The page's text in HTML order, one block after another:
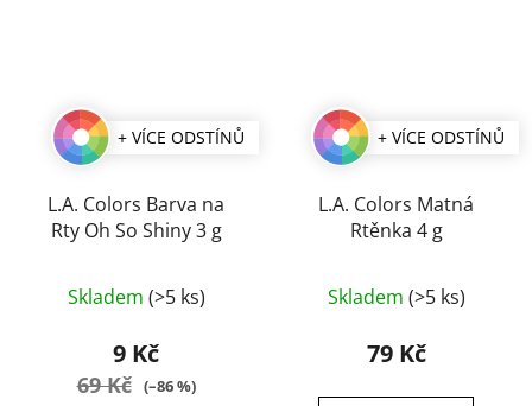
+ VÍCE ODSTÍNŮ
L.A. Colors Barva na
Rty Oh So Shiny 3 g
hodnocení
produktu
Skladem (>5 ks)
9 Kč
69 Kč (–86 %)
+ VÍCE ODSTÍNŮ
L.A. Colors Matná
Rtěnka 4 g
hodnocení
produktu
Skladem (>5 ks)
79 Kč